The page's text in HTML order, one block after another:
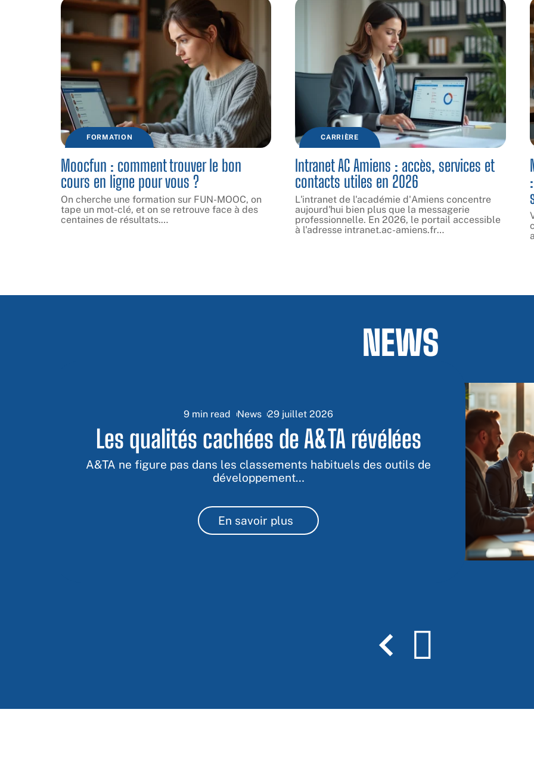
FORMATION
Moocfun : comment trouver le bon
cours en ligne pour vous ?
On cherche une formation sur FUN-MOOC, on
tape un mot-clé, et on se retrouve face à des
centaines de résultats.…
CARRIÈRE
Intranet AC Amiens : accès, services et
contacts utiles en 2026
L'intranet de l'académie d'Amiens concentre
aujourd'hui bien plus que la messagerie
professionnelle. En 2026, le portail accessible
à l'adresse intranet.ac-amiens.fr…
NEWS
9 min read News 29 juillet 2026
Les qualités cachées de A&TA révélées
A&TA ne figure pas dans les classements habituels des outils de
développement…
En savoir plus